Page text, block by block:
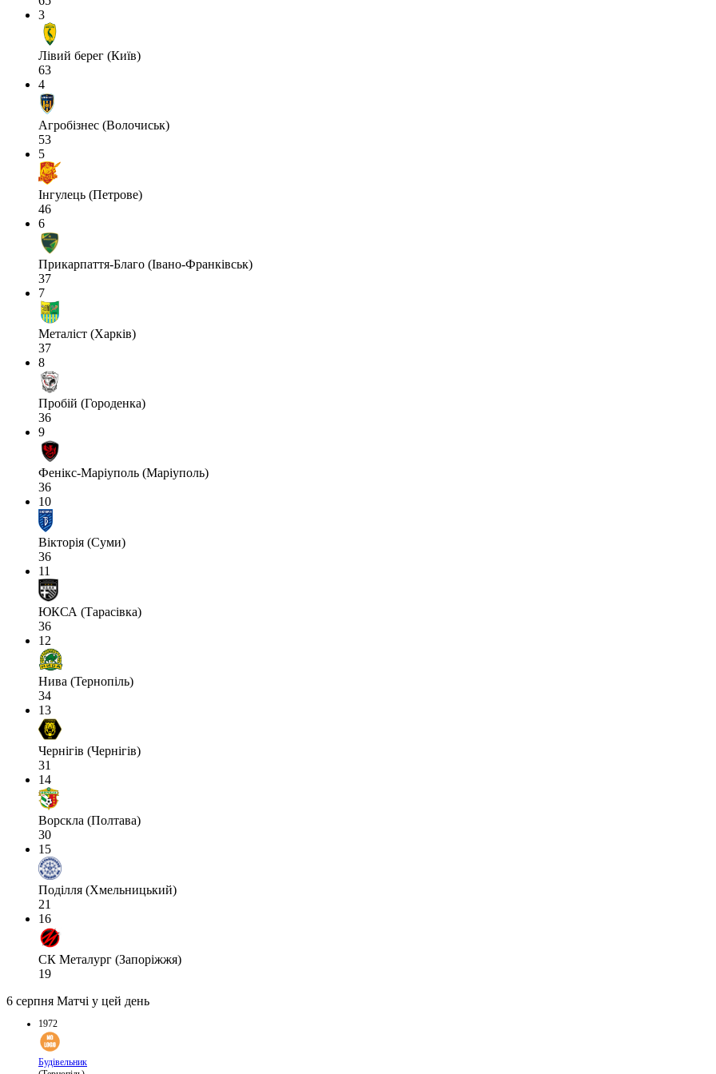
3
Лівий берег (Київ)
63
4
Агробізнес (Волочиськ)
53
5
Інгулець (Петрове)
46
6
Прикарпаття-Благо (Івано-Франківськ)
37
7
Металіст (Харків)
37
8
Пробій (Городенка)
36
9
Фенікс-Маріуполь (Маріуполь)
36
10
Вікторія (Суми)
36
11
ЮКСА (Тарасівка)
36
12
Нива (Тернопіль)
34
13
Чернігів (Чернігів)
31
14
Ворскла (Полтава)
30
15
Поділля (Хмельницький)
21
16
СК Металург (Запоріжжя)
19
6 серпня Матчі у цей день
1972
Будівельник